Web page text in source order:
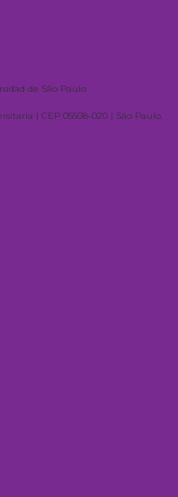
de São Paulo
| CEP 05508-020 | São Paulo,